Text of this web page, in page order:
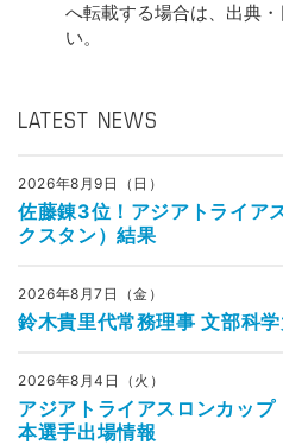
へ転載する場合は、出典
い。
LATEST NEWS
2026年8月9日（日）
佐藤錬3位！アジアトライ
クスタン）結果
2026年8月7日（金）
鈴木貴里代常務理事 文部科
2026年8月4日（火）
アジアトライアスロンカッ
本選手出場情報